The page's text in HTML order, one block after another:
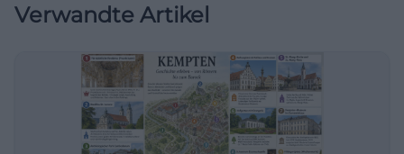
Verwandte Artikel